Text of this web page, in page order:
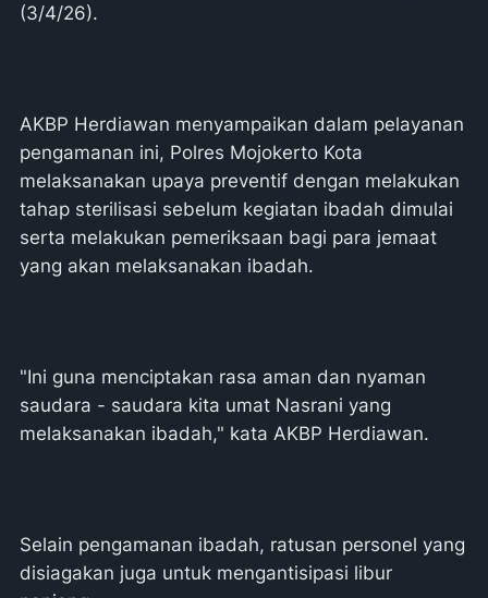
(3/4/26).
AKBP Herdiawan menyampaikan dalam pelayanan
pengamanan ini, Polres Mojokerto Kota
melaksanakan upaya preventif dengan melakukan
tahap sterilisasi sebelum kegiatan ibadah dimulai
serta melakukan pemeriksaan bagi para jemaat
yang akan melaksanakan ibadah.
"Ini guna menciptakan rasa aman dan nyaman
saudara - saudara kita umat Nasrani yang
melaksanakan ibadah," kata AKBP Herdiawan.
Selain pengamanan ibadah, ratusan personel yang
disiagakan juga untuk mengantisipasi libur